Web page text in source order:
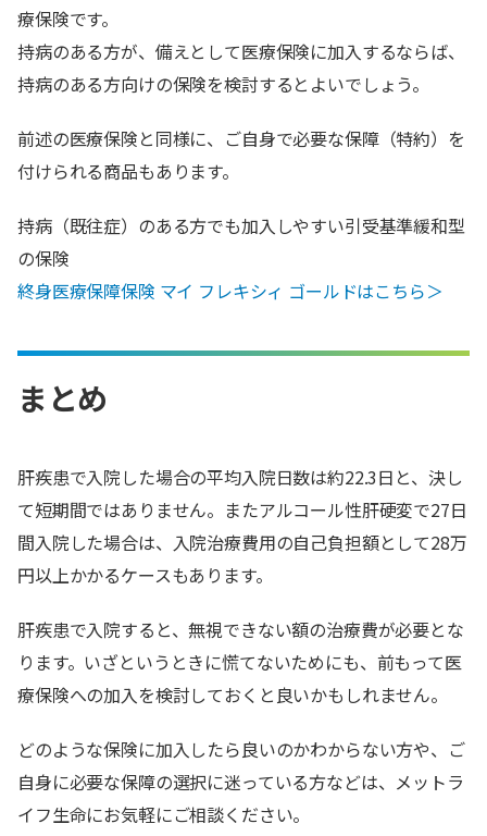
療保険です。
持病のある方が、備えとして医療保険に加入するならば、
持病のある方向けの保険を検討するとよいでしょう。
前述の医療保険と同様に、ご自身で必要な保障（特約）を
付けられる商品もあります。
持病（既往症）のある方でも加入しやすい引受基準緩和型
の保険
終身医療保障保険 マイ フレキシィ ゴールドはこちら＞
まとめ
肝疾患で入院した場合の平均入院日数は約22.3日と、決し
て短期間ではありません。またアルコール性肝硬変で27日
間入院した場合は、入院治療費用の自己負担額として28万
円以上かかるケースもあります。
肝疾患で入院すると、無視できない額の治療費が必要とな
ります。いざというときに慌てないためにも、前もって医
療保険への加入を検討しておくと良いかもしれません。
どのような保険に加入したら良いのかわからない方や、ご
自身に必要な保障の選択に迷っている方などは、メットラ
イフ生命にお気軽にご相談ください。